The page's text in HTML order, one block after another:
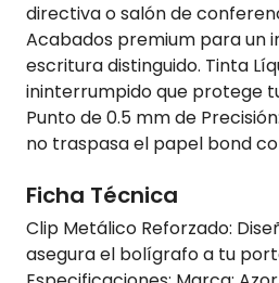
directiva o salón de
Acabados premium para un
escritura distinguido. Tinta
ininterrumpido que protege
Punto de 0.5 mm de
no traspasa el papel bond
Ficha Técnica
Clip Metálico Reforzado:
asegura el bolígrafo a tu